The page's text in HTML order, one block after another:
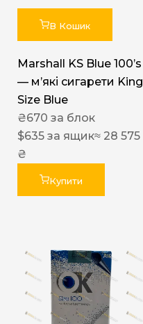
В Кошик
Marshall KS Blue 100’s
— м’які сигарети King
Size Blue
₴670 за блок
$635 за ящик≈ 28 575
₴
Купити